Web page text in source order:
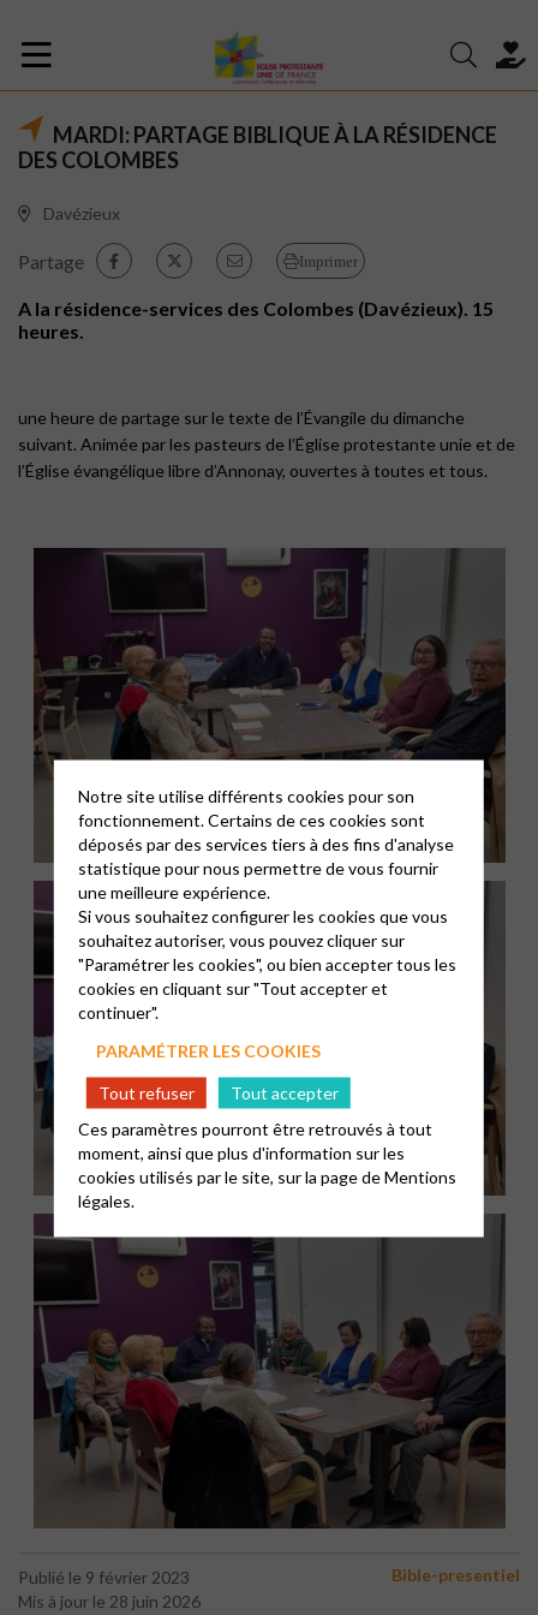
MARDI: PARTAGE BIBLIQUE À LA RÉSIDENCE
DES COLOMBES
Davézieux
Partage Imprimer
A la résidence-services des Colombes (Davézieux). 15
heures.
une heure de partage sur le texte de l’Évangile du dimanche
suivant. Animée par les pasteurs de l’Église protestante unie et de
l’Église évangélique libre d’Annonay, ouvertes à toutes et tous.
Publié le 9 février 2023
Mis à jour le 28 juin 2026
Bible-presentiel
Notre site utilise différents cookies pour son
fonctionnement. Certains de ces cookies sont
déposés par des services tiers à des fins d'analyse
statistique pour nous permettre de vous fournir
une meilleure expérience.
Si vous souhaitez configurer les cookies que vous
souhaitez autoriser, vous pouvez cliquer sur
"Paramétrer les cookies", ou bien accepter tous les
cookies en cliquant sur "Tout accepter et
continuer".
PARAMÉTRER LES COOKIES
Tout refuser
Tout accepter
Ces paramètres pourront être retrouvés à tout
moment, ainsi que plus d'information sur les
cookies utilisés par le site, sur la page deMentions
légales.